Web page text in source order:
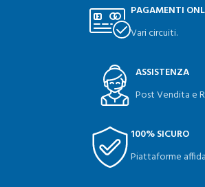
PAGAMENTI
Vari circuiti.
ASSISTENZA
Post Vendita e
100% SICURO
Piattaforme